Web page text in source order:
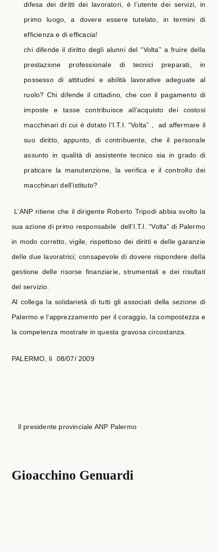
difesa dei diritti dei lavoratori, è l’utente dei servizi, in
primo luogo, a dovere essere tutelato, in termini di
efficienza e di efficacia!
chi difende il diritto degli alunni del “Volta” a fruire della
prestazione professionale di tecnici preparati, in
possesso di attitudini e abilità lavorative adeguate al
ruolo? Chi difende il cittadino, che con il pagamento di
imposte e tasse contribuisce all’acquisto dei costosi
macchinari di cui è dotato l’I.T.I. “Volta” ,
ad affermare il
suo diritto, appunto, di contribuente, che il personale
assunto in qualità di assistente tecnico sia in grado di
praticare la manutenzione, la verifica e il controllo dei
macchinari dell’istituto?
L’ANP ritiene che il dirigente Roberto Tripodi abbia svolto la
sua azione di primo responsabile dell’I.T.I. “Volta” di Palermo
in modo corretto, vigile, rispettoso dei diritti e delle garanzie
delle due lavoratrici; consapevole di dovere rispondere della
gestione delle risorse finanziarie, strumentali e dei risultati
del servizio.
Al collega la solidarietà di tutti gli associati della sezione di
Palermo e l’apprezzamento per il coraggio, la compostezza e
la competenza mostrate in questa gravosa circostanza.
PALERMO, lì 08/07/ 2009
Il presidente provinciale ANP Palermo
Gioacchino Genuardi